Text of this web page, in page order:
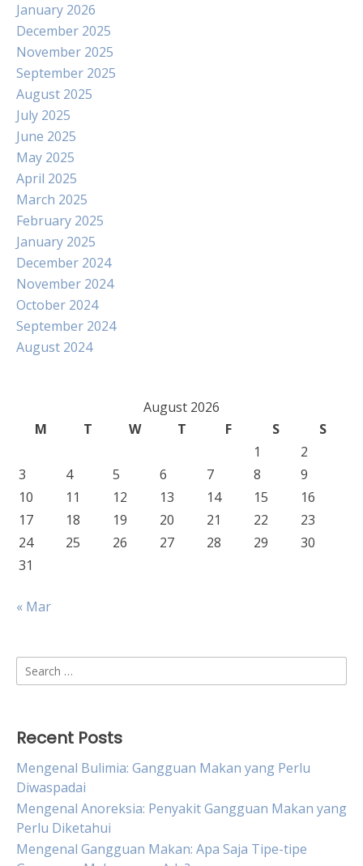
January 2026
December 2025
November 2025
September 2025
August 2025
July 2025
June 2025
May 2025
April 2025
March 2025
February 2025
January 2025
December 2024
November 2024
October 2024
September 2024
August 2024
August 2026
M
T W T F S
S
1
2
3
4 5 6 7 8
9
10
11 12 13 14 15
16
17
18 19 20 21 22
23
24
25 26 27 28 29
30
31
« Mar
Search
for:
Recent Posts
Mengenal Bulimia: Gangguan Makan yang Perlu
Diwaspadai
Mengenal Anoreksia: Penyakit Gangguan Makan yang
Perlu Diketahui
Mengenal Gangguan Makan: Apa Saja Tipe-tipe